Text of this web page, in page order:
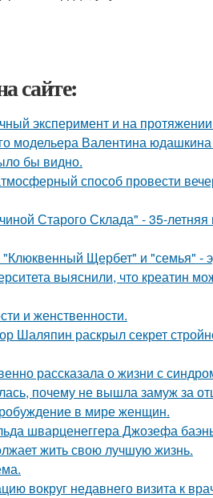
сайте:
эксперимент и на
модельера Валентина
бы видно.
способ провести
Старого Склада" - 35-
"Клюквенный Щербет" и "семья" -
выяснили, что креатин
и женственности.
Шаляпин раскрыл секрет
рассказала о жизни с
почему не вышла замуж за
в мире женщин.
шварценеггера Джозефа
жить свою лучшую жизнь.
вокруг недавнего визита к